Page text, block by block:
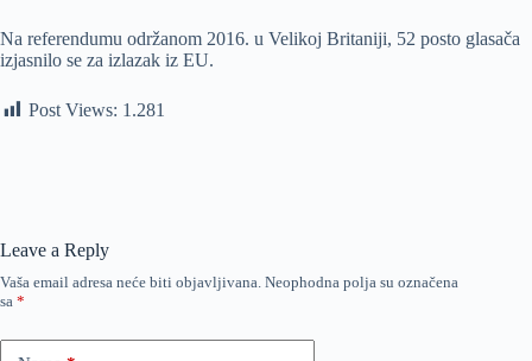
Na referendumu održanom 2016. u Velikoj Britaniji, 52 posto glasača
izjasnilo se za izlazak iz EU.
Post Views: 1.281
Leave a Reply
Vaša email adresa neće biti objavljivana. Neophodna polja su označena
sa *